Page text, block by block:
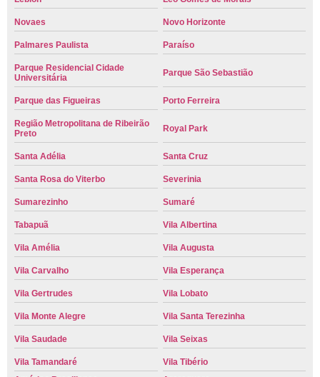
Novaes Novo Horizonte
Palmares Paulista Paraíso
Parque Residencial Cidade
Universitária
Parque São Sebastião
Parque das Figueiras Porto Ferreira
Região Metropolitana de Ribeirão
Preto
Royal Park
Santa Adélia Santa Cruz
Santa Rosa do Viterbo Severinia
Sumarezinho Sumaré
Tabapuã Vila Albertina
Vila Amélia Vila Augusta
Vila Carvalho Vila Esperança
Vila Gertrudes Vila Lobato
Vila Monte Alegre Vila Santa Terezinha
Vila Saudade Vila Seixas
Vila Tamandaré
Vila Tibério